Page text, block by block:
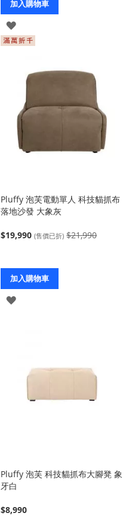
加入購物車
登
入
Pluffy 泡芙電動單人 科技貓抓布
落地沙發 大象灰
$19,990 (售價已折) $21,990
加入購物車
登
Pluffy 泡芙 科技貓抓布大腳凳 象
牙白
$8,990